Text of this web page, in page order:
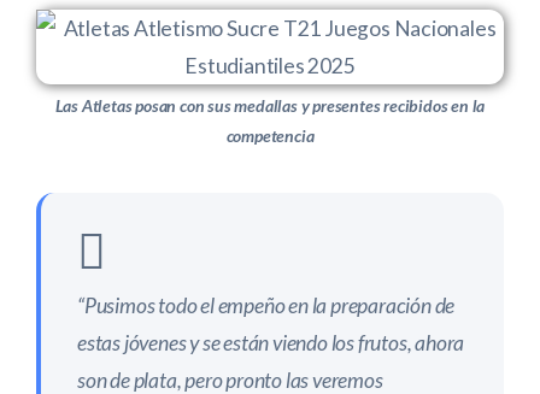
Las Atletas posan con sus medallas y presentes recibidos en la
competencia
“Pusimos todo el empeño en la preparación de
estas jóvenes y se están viendo los frutos, ahora
son de plata, pero pronto las veremos